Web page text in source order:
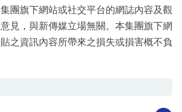
團旗下網站或社交平台的網誌內容及觀
見，與新傳媒立場無關。本集團旗下網
之資訊內容所帶來之損失或損害概不負